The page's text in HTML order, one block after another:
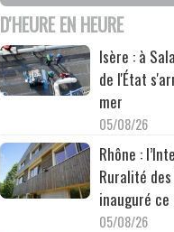
D'HEURE EN HEURE
Isère : à
de l'État
mer
05/08/26
Rhône :
Ruralité
inauguré
05/08/26